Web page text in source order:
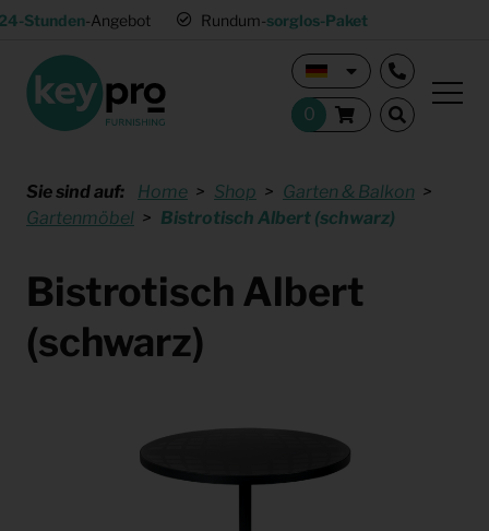
Stunden-Angebot Rundum-sorglos-Paket
Sie sind auf: Home Shop
Garten & Balkon
Gartenmöbel
Bistrotisch Albert (schwarz)
Bistrotisch Albert
(schwarz)